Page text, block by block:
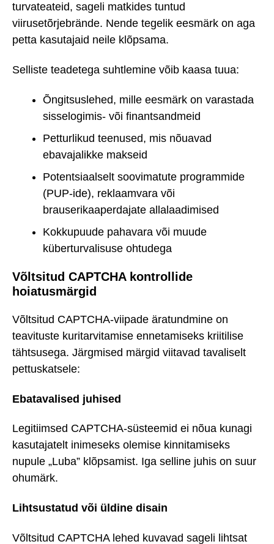
turvateateid, sageli matkides tuntud
viirusetõrjebrände. Nende tegelik eesmärk on aga
petta kasutajaid neile klõpsama.
Selliste teadetega suhtlemine võib kaasa tuua:
Õngitsuslehed, mille eesmärk on varastada
sisselogimis- või finantsandmeid
Petturlikud teenused, mis nõuavad
ebavajalikke makseid
Potentsiaalselt soovimatute programmide
(PUP-ide), reklaamvara või
brauserikaaperdajate allalaadimised
Kokkupuude pahavara või muude
küberturvalisuse ohtudega
Võltsitud CAPTCHA kontrollide
hoiatusmärgid
Võltsitud CAPTCHA-viipade äratundmine on
teavituste kuritarvitamise ennetamiseks kriitilise
tähtsusega. Järgmised märgid viitavad tavaliselt
pettuskatsele:
Ebatavalised juhised
Legitiimsed CAPTCHA-süsteemid ei nõua kunagi
kasutajatelt inimeseks olemise kinnitamiseks
nupule „Luba” klõpsamist. Iga selline juhis on suur
ohumärk.
Lihtsustatud või üldine disain
Võltsitud CAPTCHA lehed kuvavad sageli lihtsat